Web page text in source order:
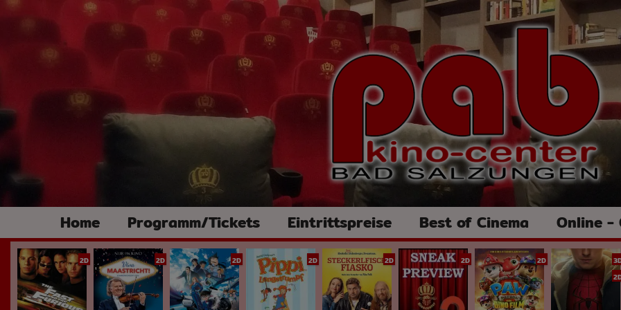
Home Programm/Tickets Eintrittspreise Best of Cinema Online -
2D 2D 2D 2D 2D 2D 2D